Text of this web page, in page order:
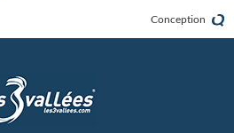
Conception